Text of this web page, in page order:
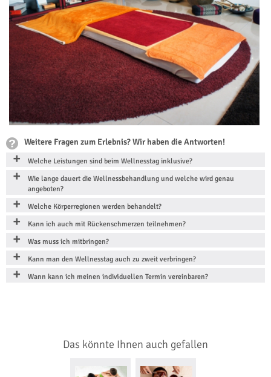
Weitere Fragen zum Erlebnis? Wir haben die Antworten!
Welche Leistungen sind beim Wellnesstag inklusive?
Wie lange dauert die Wellnessbehandlung und welche wird genau
angeboten?
Welche Körperregionen werden behandelt?
Kann ich auch mit Rückenschmerzen teilnehmen?
Was muss ich mitbringen?
Kann man den Wellnesstag auch zu zweit verbringen?
Wann kann ich meinen individuellen Termin vereinbaren?
Das könnte Ihnen auch gefallen